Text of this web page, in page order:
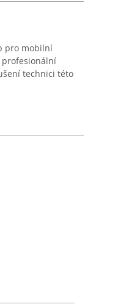
pro mobilní
profesionální
technici této